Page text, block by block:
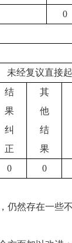
0
未经复议直接
结
果
纠
正
其
他
结
果
0 0
仍然存在一